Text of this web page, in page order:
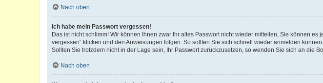
Nach oben
Ich habe mein Passwort vergessen!
Das ist nicht schlimm! Wir können Ihnen zwar Ihr altes Passwort nicht wieder mitteilen, Sie können
vergessen“ klicken und den Anweisungen folgen. So sollten Sie sich schnell wieder anmelden können.
Sollten Sie trotzdem nicht in der Lage sein, Ihr Passwort zurückzusetzen, so wenden Sie sich an die
Nach oben